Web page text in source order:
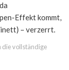
Effekt kommt,
– verzerrt.
die vollständige